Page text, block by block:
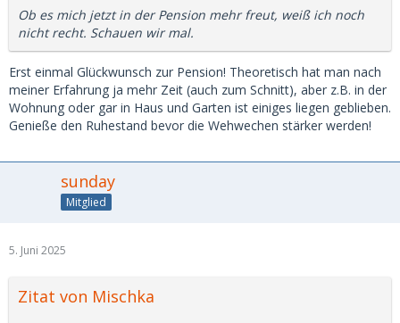
Ob es mich jetzt in der Pension mehr freut, weiß ich noch
nicht recht. Schauen wir mal.
Erst einmal Glückwunsch zur Pension! Theoretisch hat man nach
meiner Erfahrung ja mehr Zeit (auch zum Schnitt), aber z.B. in der
Wohnung oder gar in Haus und Garten ist einiges liegen geblieben.
Genieße den Ruhestand bevor die Wehwechen stärker werden!
sunday
Mitglied
5. Juni 2025
Zitat von Mischka